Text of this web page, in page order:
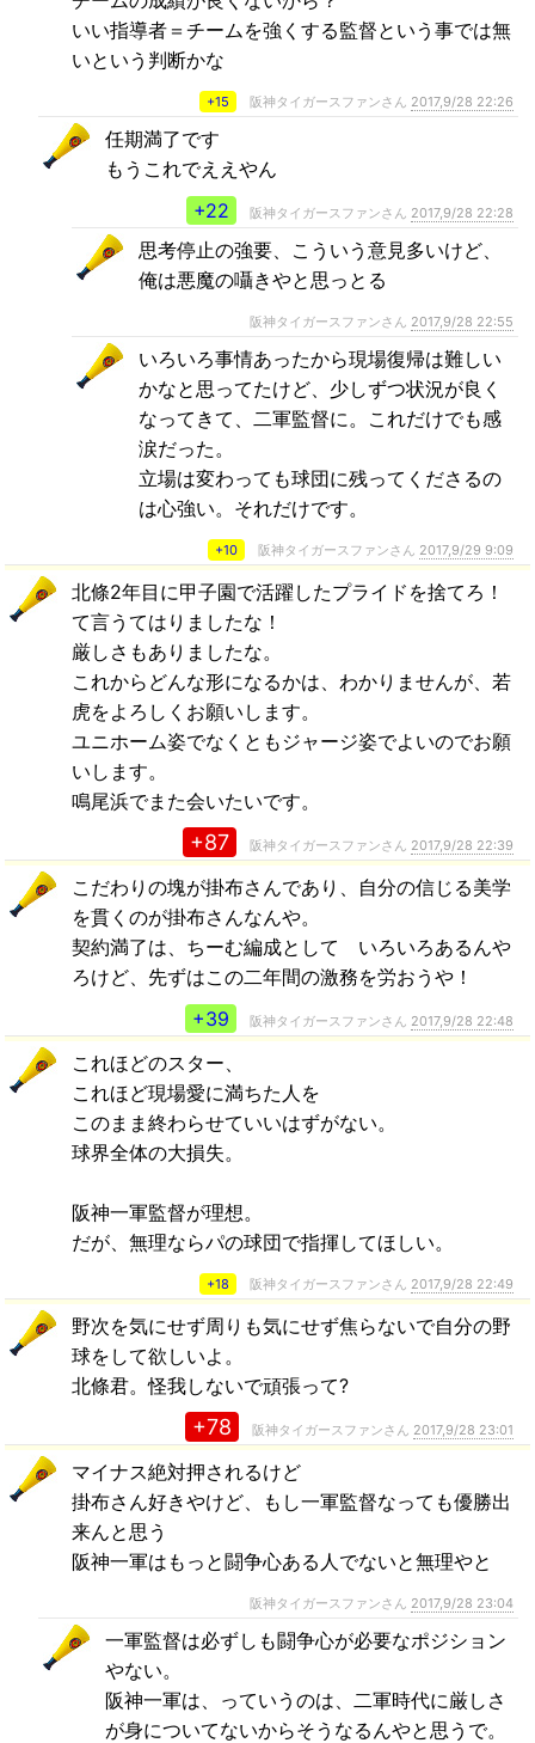
いい指導者＝チームを強くする監督という事では無
いという判断かな
+15 阪神タイガースファンさん 2017,9/28 22:26
任期満了です
もうこれでええやん
+22
阪神タイガースファンさん 2017,9/28 22:28
思考停止の強要、こういう意見多いけど、
俺は悪魔の囁きやと思っとる
阪神タイガースファンさん 2017,9/28 22:55
いろいろ事情あったから現場復帰は難しい
かなと思ってたけど、少しずつ状況が良く
なってきて、二軍監督に。これだけでも感
涙だった。
立場は変わっても球団に残ってくださるの
は心強い。それだけです。
+10 阪神タイガースファンさん 2017,9/29 9:09
北條2年目に甲子園で活躍したプライドを捨てろ！
て言うてはりましたな！
厳しさもありましたな。
これからどんな形になるかは、わかりませんが、若
虎をよろしくお願いします。
ユニホーム姿でなくともジャージ姿でよいのでお願
いします。
鳴尾浜でまた会いたいです。
+87 阪神タイガースファンさん 2017,9/28 22:39
こだわりの塊が掛布さんであり、自分の信じる美学
を貫くのが掛布さんなんや。
契約満了は、ちーむ編成として いろいろあるんや
ろけど、先ずはこの二年間の激務を労おうや！
+39
阪神タイガースファンさん 2017,9/28 22:48
これほどのスター、
これほど現場愛に満ちた人を
このまま終わらせていいはずがない。
球界全体の大損失。
阪神一軍監督が理想。
だが、無理ならパの球団で指揮してほしい。
+18 阪神タイガースファンさん 2017,9/28 22:49
野次を気にせず周りも気にせず焦らないで自分の野
球をして欲しいよ。
北條君。怪我しないで頑張って?
+78 阪神タイガースファンさん 2017,9/28 23:01
マイナス絶対押されるけど
掛布さん好きやけど、もし一軍監督なっても優勝出
来んと思う
阪神一軍はもっと闘争心ある人でないと無理やと
阪神タイガースファンさん 2017,9/28 23:04
一軍監督は必ずしも闘争心が必要なポジション
やない。
阪神一軍は、っていうのは、二軍時代に厳しさ
が身についてないからそうなるんやと思うで。